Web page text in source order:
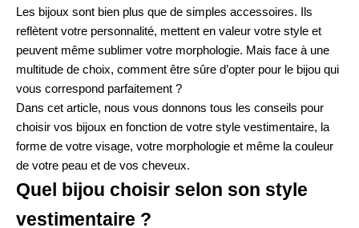
Les bijoux sont bien plus que de simples accessoires. Ils
reflètent votre personnalité, mettent en valeur votre style et
peuvent même sublimer votre morphologie. Mais face à une
multitude de choix, comment être sûre d’opter pour le bijou qui
vous correspond parfaitement ?
Dans cet article, nous vous donnons tous les conseils pour
choisir vos bijoux en fonction de votre style vestimentaire, la
forme de votre visage, votre morphologie et même la couleur
de votre peau et de vos cheveux.
Quel bijou choisir selon son style
vestimentaire ?